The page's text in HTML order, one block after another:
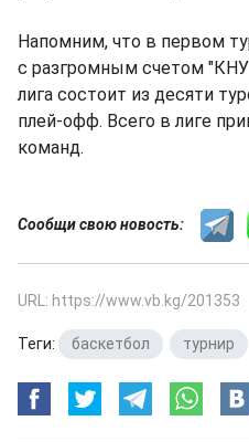
Напомним, что в первом
с разгромным счетом
лига состоит из десяти
плей-офф. Всего в лиге
команд.
Сообщи свою новость:
URL: https://www.vb.kg/201353
Теги: баскетбол турнир